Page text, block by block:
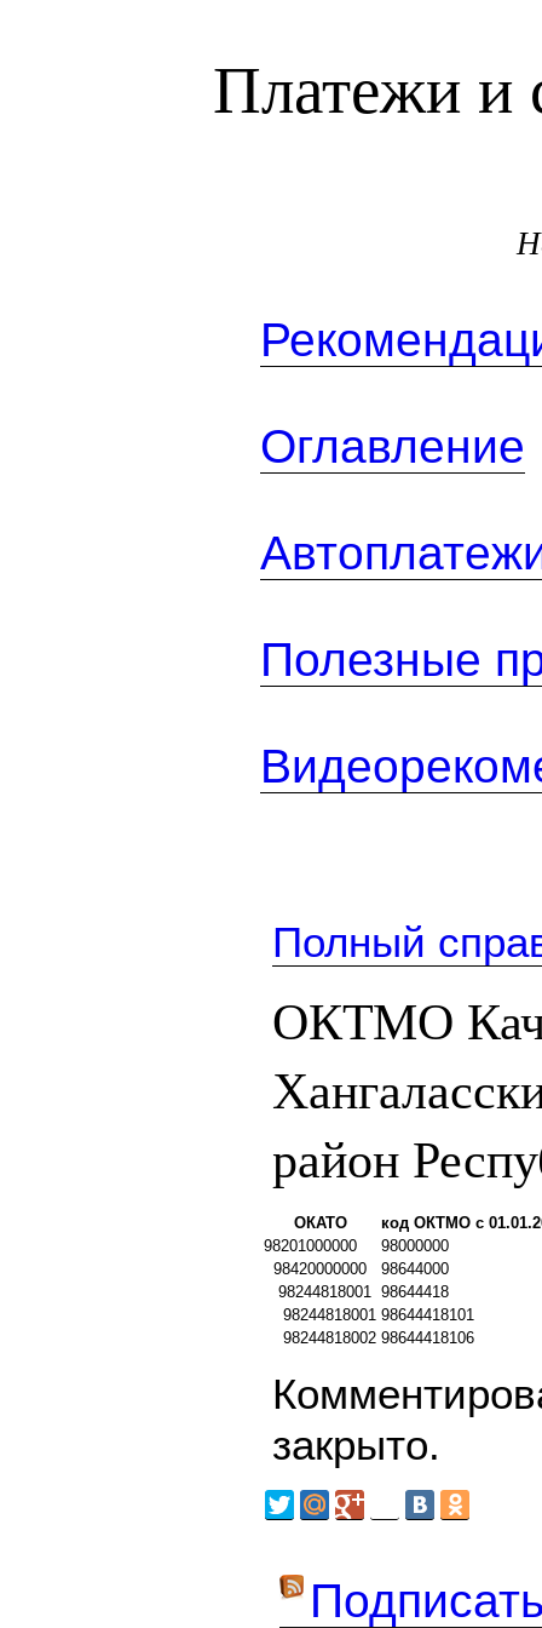
Платежи и
Оглавление
Полезные
Полный
ОКТМО
район
ОКАТО
код ОКТМО с
98201000000
98000000
98420000000
98644000
98244818001 98644418
98244818001 98644418101
98244818002 98644418106
закрыто.